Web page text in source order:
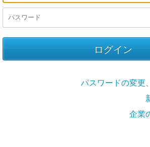
パスワードの変更
企業